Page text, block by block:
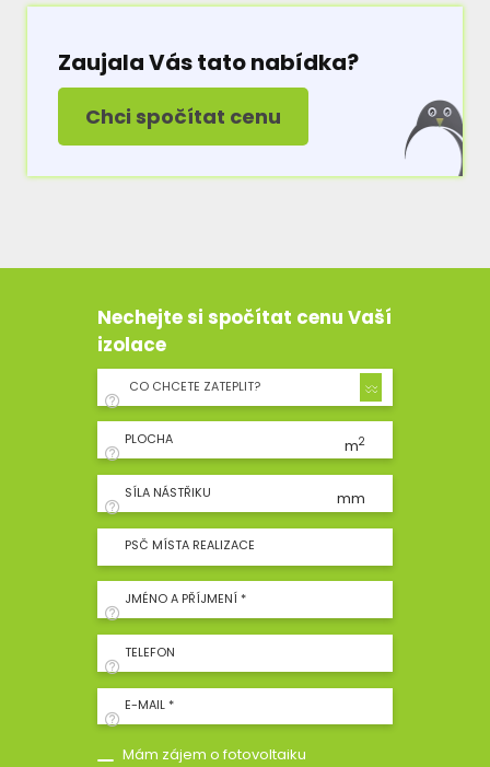
Zaujala Vás tato nabídka?
Chci spočítat cenu
Nechejte si spočítat cenu Vaší
izolace
CO CHCETE ZATEPLIT?
PLOCHA m2
SÍLA NÁSTŘIKU mm
PSČ MÍSTA REALIZACE
JMÉNO A PŘÍJMENÍ *
TELEFON
E-MAIL *
Mám zájem o fotovoltaiku